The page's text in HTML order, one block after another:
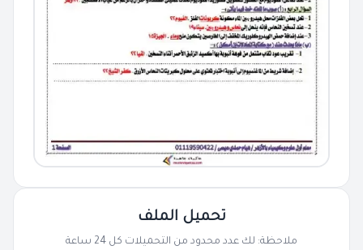
تحميل الملف
ملاحظة: لك عدد محدود من التحميلات كل 24 ساعة